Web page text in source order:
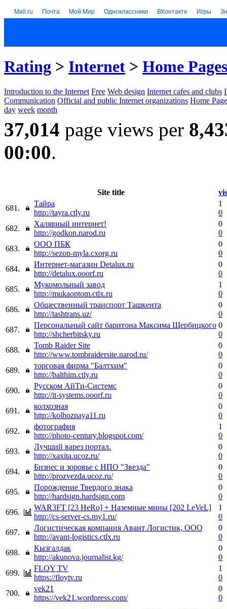
Mail.ru Почта Мой Мир Одноклассники ВКонтакте Игры
Rating > Internet > Home Pages
Introduction to the Internet Free Web design Internet cafes and clubs
Communication Official and public Internet organizations Home
day week month
37,014 page views per
00:00.
Site title
681.
Тайра
http://tayra.ctly.ru
1
0
682.
Халявный интернет!
http://godkon.narod.ru
0
0
683.
ООО ПБК
http://sezon-myla.cxorg.ru
0
0
684.
Интернет-магазин Detalux.ru
http://detalux.ooorf.ru
0
0
685.
Мукомольный завод
http://mukaoptom.ctlx.ru
1
0
686.
Общественный транспорт Ташкента
http://tashtrans.uz/
0
0
687.
Персональный сайт баритона Максима Щербицкого
http://shcherbitsky.ru
0
0
688.
Tomb Raider Site
http://www.tombraidersite.narod.ru/
0
0
689.
торговая фирма "Балтхим"
http://balthim.ctly.ru
0
0
690.
Русском АйТи-Системс
http://it-systems.ooorf.ru
0
0
691.
колхозная
http://kolhoznaya11.ru
0
0
692.
фотография
http://photo-century.blogspot.com/
1
0
693.
Лучший варез портал.
http://xaxita.ucoz.ru/
0
0
694.
Бизнес и зоровье с НПО "Звезда"
http://prozvezda.ucoz.ru/
0
0
695.
Порождение Твердого знака
http://hardsign.hardsign.com
0
0
696.
WAR3FT [23 HeRo] + Наземные мины [202 LeVeL]
http://cs-server-cs.my1.ru/
1
0
697.
Логистическая компания Авант Логистик, ООО
http://avant-logistics.ctlx.ru
0
0
698.
Кызгалдак
http://akunova.journalist.kg/
0
0
699.
FLOY TV
https://floytv.ru
1
0
700.
vek21
https://vek21.wordpress.com/
0
0